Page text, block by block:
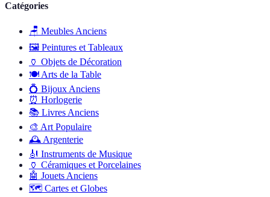
Catégories
🪑 Meubles Anciens
🖼️ Peintures et Tableaux
🏺 Objets de Décoration
🍽️ Arts de la Table
💍 Bijoux Anciens
⏰ Horlogerie
📚 Livres Anciens
🎨 Art Populaire
🕰️ Argenterie
🎻 Instruments de Musique
🏺 Céramiques et Porcelaines
🤖 Jouets Anciens
🗺️ Cartes et Globes